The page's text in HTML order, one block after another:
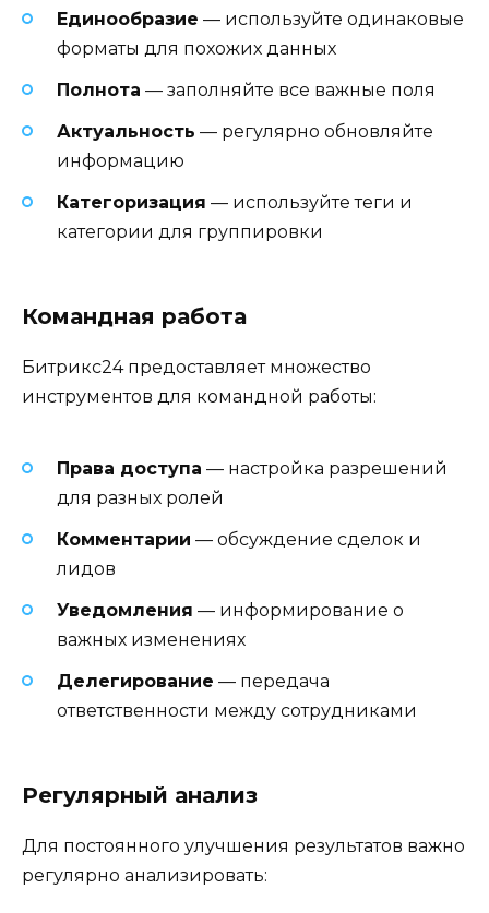
Единообразие — используйте одинаковые
форматы для похожих данных
Полнота — заполняйте все важные поля
Актуальность — регулярно обновляйте
информацию
Категоризация — используйте теги и
категории для группировки
Командная работа
Битрикс24 предоставляет множество
инструментов для командной работы:
Права доступа — настройка разрешений
для разных ролей
Комментарии — обсуждение сделок и
лидов
Уведомления — информирование о
важных изменениях
Делегирование — передача
ответственности между сотрудниками
Регулярный анализ
Для постоянного улучшения результатов важно
регулярно анализировать: